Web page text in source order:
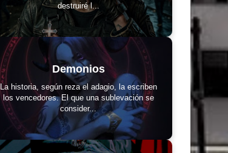
destruiré l...
Demonios
La historia, según reza el adagio, la escriben
los vencedores. El que una sublevación se
consider...